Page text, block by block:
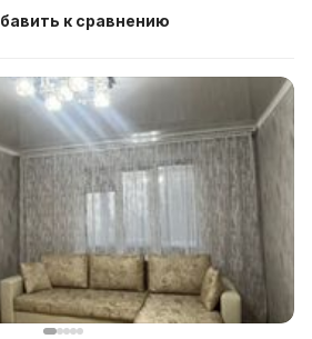
к сравнению